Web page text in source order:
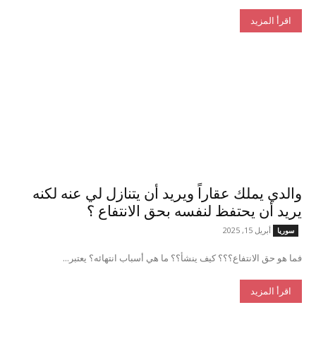
اقرأ المزيد
والدي يملك عقاراً ويريد أن يتنازل لي عنه لكنه
يريد أن يحتفظ لنفسه بحق الانتفاع ؟
سوريا أبريل 15, 2025
فما هو حق الانتفاع؟؟؟ كيف ينشأ؟؟ ما هي أسباب انتهائه؟ يعتبر...
اقرأ المزيد